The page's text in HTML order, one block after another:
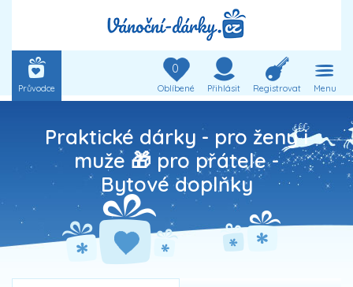
Průvodce
0
Oblíbené Přihlásit Registrovat Menu
Praktické dárky - pro ženy i
muže 🎁 pro přátele -
Bytové doplňky